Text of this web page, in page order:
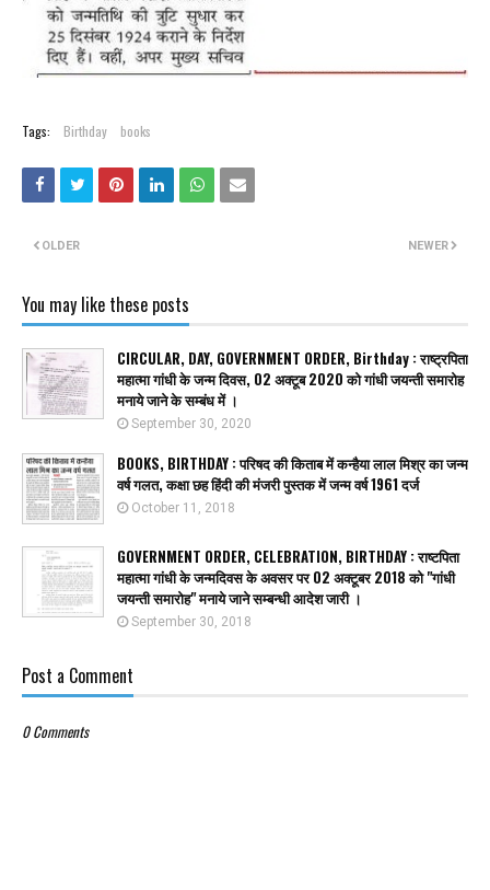
Tags: Birthday books
NEWER
OLDER
You may like these posts
CIRCULAR, DAY, GOVERNMENT ORDER, Birthday : राष्ट्रपिता
महात्मा गांधी के जन्म दिवस, 02 अक्टूब 2020 को गांधी जयन्ती समारोह
मनाये जाने के सम्बंध में ।
September 30, 2020
BOOKS, BIRTHDAY : परिषद की किताब में कन्हैया लाल मिश्र का जन्म
वर्ष गलत, कक्षा छह हिंदी की मंजरी पुस्तक में जन्म वर्ष 1961 दर्ज
October 11, 2018
GOVERNMENT ORDER, CELEBRATION, BIRTHDAY : राष्टपिता
महात्मा गांधी के जन्मदिवस के अवसर पर 02 अक्टूबर 2018 को "गांधी
जयन्ती समारोह" मनाये जाने सम्बन्धी आदेश जारी ।
September 30, 2018
Post a Comment
0 Comments